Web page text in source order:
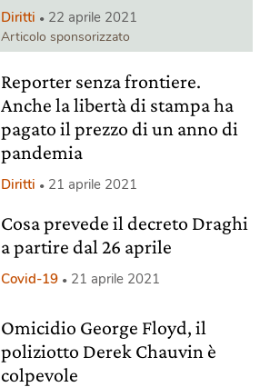
Diritti 22 aprile 2021
Articolo sponsorizzato
Reporter senza frontiere.
Anche la libertà di stampa ha
pagato il prezzo di un anno di
pandemia
Diritti 21 aprile 2021
Cosa prevede il decreto Draghi
a partire dal 26 aprile
Covid-19 21 aprile 2021
Omicidio George Floyd, il
poliziotto Derek Chauvin è
colpevole